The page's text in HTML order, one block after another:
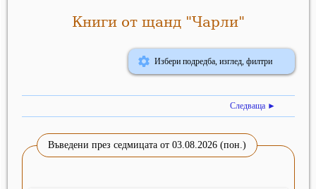
Книги от щанд "Чарли"
Избери подредба, изглед, филтри
Следваща ►
Въведени през седмицата от 03.08.2026 (пон.)